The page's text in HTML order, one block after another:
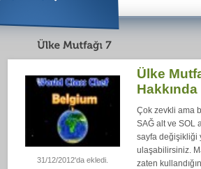
31/12/2012'da ekledi.
Ülke
Hakkında
Çok zevkli ama
SAĞ alt ve SOL
sayfa değişikliği
ulaşabilirsiniz.
zaten